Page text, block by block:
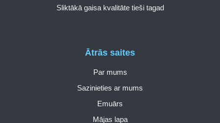
Ātrās saites
Par mums
Sazinieties ar mums
Emuārs
Mājas lapa
Sliktākā gaisa kvalitāte tieši tagad